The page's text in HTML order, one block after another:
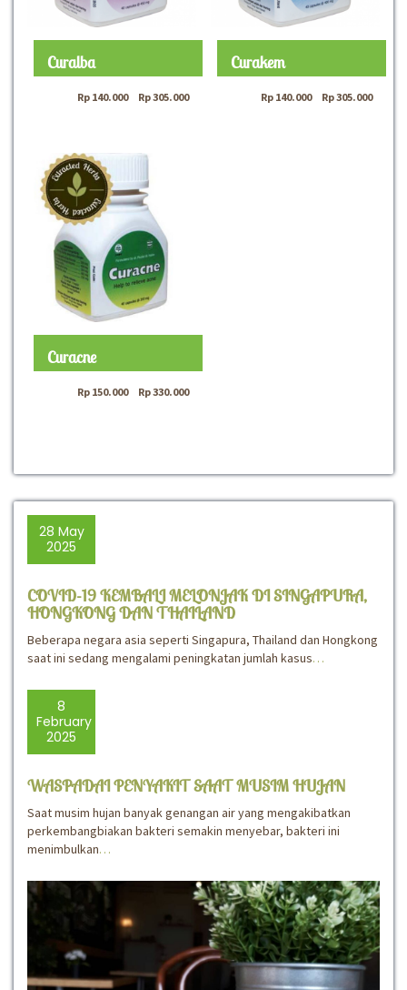
Curalba
Rp 140.000– Rp305.000
Curakem
Rp 140.000– Rp305.000
Curacne
Rp 150.000– Rp330.000
28 May
2025
COVID-19 KEMBALI MELONJAK DI SINGAPURA,
HONGKONG DAN THAILAND
Beberapa negara asia seperti Singapura, Thailand dan Hongkong
saat ini sedang mengalami peningkatan jumlah kasus…
8
February
2025
WASPADAI PENYAKIT SAAT MUSIM HUJAN
Saat musim hujan banyak genangan air yang mengakibatkan
perkembangbiakan bakteri semakin menyebar, bakteri ini
menimbulkan…